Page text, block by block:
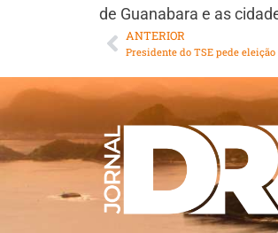
de Guanabara e as
ANTERIOR
Presidente do TSE pede